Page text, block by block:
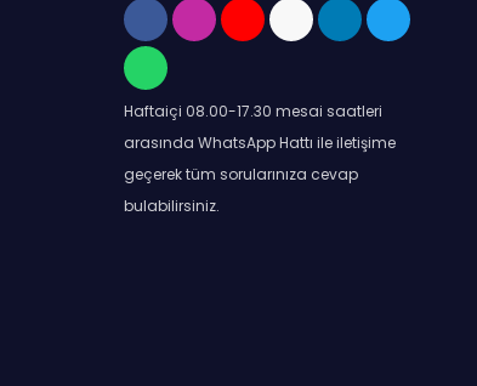
Haftaiçi 08.00-17.30 mesai saatleri
arasında WhatsApp Hattı ile iletişime
geçerek tüm sorularınıza cevap
bulabilirsiniz.